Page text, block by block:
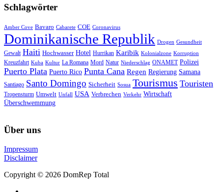
Schlagwörter
Amber Cove Bavaro Cabarete COE Coronavirus
Dominikanische Republik Drogen Gesundheit
Gewalt Haiti Hochwasser Hotel Hurrikan Karibik Kolonialzone Korruption
Kreuzfahrt Kuba Kultur La Romana Mord Natur Niederschlag ONAMET Polizei
Puerto Plata Puerto Rico Punta Cana Regen Regierung Samana
Santiago Santo Domingo Sicherheit Sosua Tourismus Touristen
Tropensturm Umwelt Unfall USA Verbrechen Verkehr Wirtschaft
Überschwemmung
Über uns
Impressum
Disclaimer
Copyright © 2026 DomRep Total